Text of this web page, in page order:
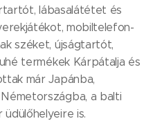
lábasalátétet és
mobiltelefon-
széket, újságtartót,
termékek Kárpátalja és
már Japánba,
a balti
is.